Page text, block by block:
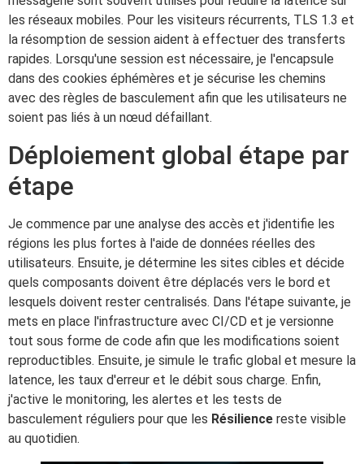
les réseaux mobiles. Pour les visiteurs récurrents, TLS 1.3 et
la résomption de session aident à effectuer des transferts
rapides. Lorsqu'une session est nécessaire, je l'encapsule
dans des cookies éphémères et je sécurise les chemins
avec des règles de basculement afin que les utilisateurs ne
soient pas liés à un nœud défaillant.
Déploiement global étape par
étape
Je commence par une analyse des accès et j'identifie les
régions les plus fortes à l'aide de données réelles des
utilisateurs. Ensuite, je détermine les sites cibles et décide
quels composants doivent être déplacés vers le bord et
lesquels doivent rester centralisés. Dans l'étape suivante, je
mets en place l'infrastructure avec CI/CD et je versionne
tout sous forme de code afin que les modifications soient
reproductibles. Ensuite, je simule le trafic global et mesure la
latence, les taux d'erreur et le débit sous charge. Enfin,
j'active le monitoring, les alertes et les tests de
basculement réguliers pour que les Résilience reste visible
au quotidien.